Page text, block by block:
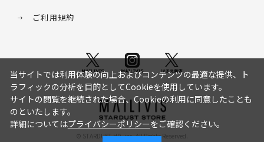
ご利用規約
© STARDUST HD. inc. All Rights Reserved.
当サイトでは利用体験の向上およびコンテンツの最適な提供、ト
ラフィックの分析を目的としてCookieを使用しています。
サイトの閲覧を継続された場合、Cookieの利用に同意したことも
のといたします。
詳細についてはプライバシーポリシーをご確認ください。